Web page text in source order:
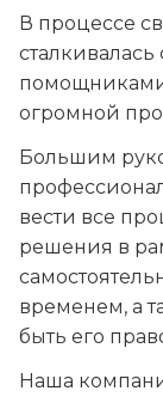
В процессе
помощниками
огромной
Большим
вести все
решения в
временем, а
быть его
Наша